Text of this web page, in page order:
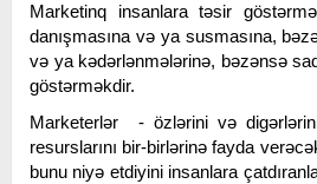
Marketinq insanlara təsir
danışmasına və ya susmasına,
və ya kədərlənmələrinə, bəzənsə
göstərməkdir.
Marketerlər - özlərini və
resurslarını bir-birlərinə fayda
bunu niyə etdiyini insanlara